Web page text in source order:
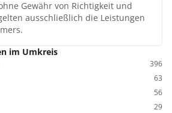
Gewähr von Richtigkeit und
ausschließlich die Leistungen
im Umkreis
396
63
56
29